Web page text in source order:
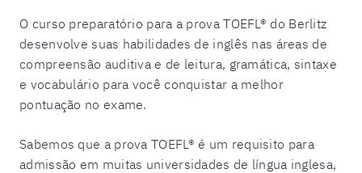
O curso preparatório para a prova TOEFL® do Berlitz
desenvolve suas habilidades de inglês nas áreas de
compreensão auditiva e de leitura, gramática, sintaxe
e vocabulário para você conquistar a melhor
pontuação no exame.
Sabemos que aprova TOEFL® é um requisito para
admissão em muitas universidades de língua inglesa,